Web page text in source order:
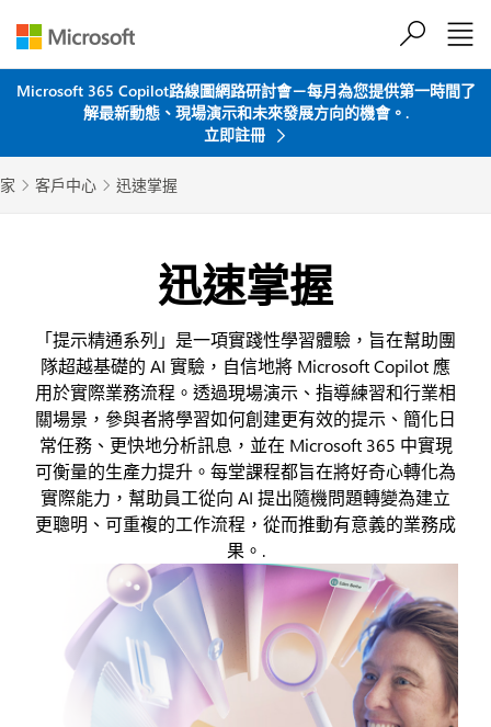
Microsoft 365 Copilot路線圖網路研討會－每月為您提供第一時間了
解最新動態、現場演示和未來發展方向的機會。.
立即註冊
家  客戶中心  迅速掌握
迅速掌握
「提示精通系列」是一項實踐性學習體驗，旨在幫助團
隊超越基礎的 AI 實驗，自信地將 Microsoft Copilot 應
用於實際業務流程。透過現場演示、指導練習和行業相
關場景，參與者將學習如何創建更有效的提示、簡化日
常任務、更快地分析訊息，並在 Microsoft 365 中實現
可衡量的生產力提升。每堂課程都旨在將好奇心轉化為
實際能力，幫助員工從向 AI 提出隨機問題轉變為建立
更聰明、可重複的工作流程，從而推動有意義的業務成
果。.